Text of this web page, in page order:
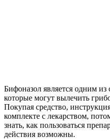
Бифоназол является одним
которые могут вылечить
Покупая средство,
комплекте с лекарством,
знать, как пользоваться
действия возможны.